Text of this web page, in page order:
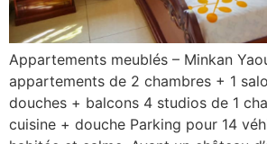
Appartements meublés – Minkan
appartements de 2 chambres + 1
douches + balcons 4 studios de 1
cuisine + douche Parking pour 14